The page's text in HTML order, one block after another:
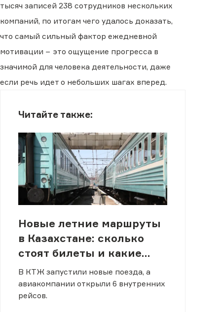
тысяч записей 238 сотрудников нескольких
компаний, по итогам чего удалось доказать,
что самый сильный фактор ежедневной
мотивации − это ощущение прогресса в
значимой для человека деятельности, даже
если речь идет о небольших шагах вперед.
Читайте также:
Новые летние маршруты
в Казахстане: сколько
стоят билеты и какие
скидки есть для
молодежи
В КТЖ запустили новые поезда, а
авиакомпании открыли 6 внутренних
рейсов.